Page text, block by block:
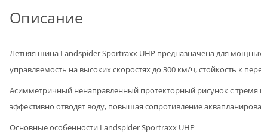
Описание
Летняя шина Landspider Sportraxx UHP предназначена для
управляемость на высоких скоростях до 300 км/ч, стойкость к
Асимметричный ненаправленный протекторный рисунок с
эффективно отводят воду, повышая сопротивление
Основные особенности Landspider Sportraxx UHP